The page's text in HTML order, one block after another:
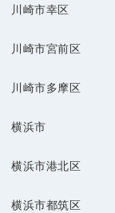
川崎市幸区
川崎市宮前区
川崎市多摩区
横浜市
横浜市港北区
横浜市都筑区